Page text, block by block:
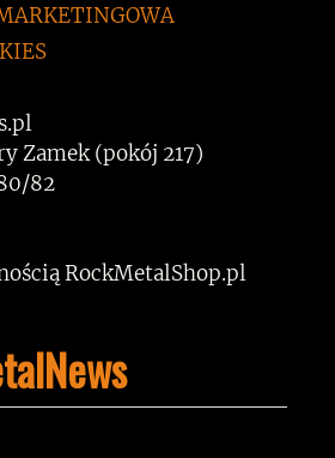
Zamek (pokój 217)
82
RockMetalShop.pl